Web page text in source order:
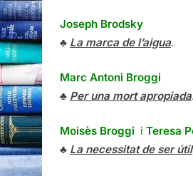
Joseph Brodsky
♣ La marca de l’aigua.
Marc Antoni Broggi
♣ Per una mort apropiada.
Moisès Broggi i Teresa
♣ La necessitat de ser útil